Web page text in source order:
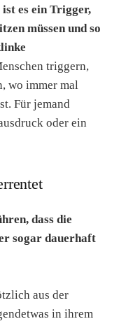
es ein Trigger,
müssen und so
triggern,
wo immer mal
Für jemand
oder ein
dass die
sogar dauerhaft
aus der
in ihrem